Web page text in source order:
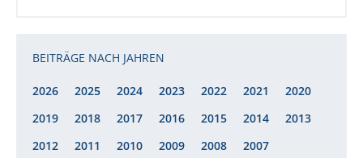
BEITRÄGE NACH JAHREN
2026 2025 2024 2023 2022 2021
2020
2019
2018 2017 2016 2015 2014
2013
2012
2011 2010 2009 2008 2007